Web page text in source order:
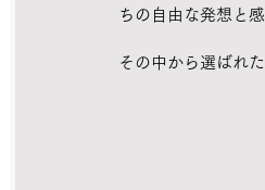
ちの自由な発想と
その中から選ばれ